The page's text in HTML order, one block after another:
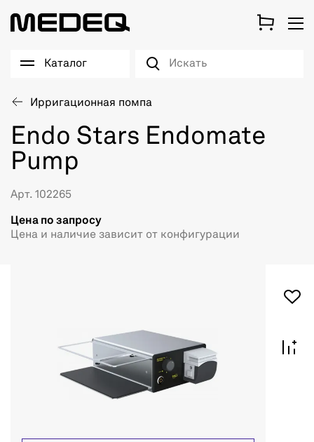
Каталог
Ирригационная помпа
Endo Stars Endomate
Pump
Арт. 102265
Цена по запросу
Цена и наличие зависит от конфигурации